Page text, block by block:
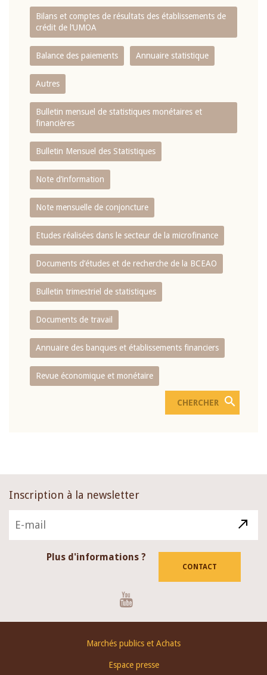
Bilans et comptes de résultats des établissements de
crédit de l‘UMOA
Balance des paiements Annuaire statistique
Autres
Bulletin mensuel de statistiques monétaires et
financières
Bulletin Mensuel des Statistiques
Note d’information
Note mensuelle de conjoncture
Etudes réalisées dans le secteur de la microfinance
Documents d’études et de recherche de la BCEAO
Bulletin trimestriel de statistiques
Documents de travail
Annuaire des banques et établissements financiers
Revue économique et monétaire
Inscription à la newsletter
Plus d'informations ?
CONTACT
Marchés publics et Achats
Espace presse